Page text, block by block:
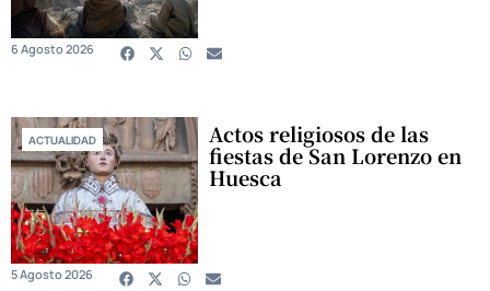
6 Agosto 2026
ACTUALIDAD Actos religiosos de las
fiestas de San Lorenzo en
Huesca
5 Agosto 2026